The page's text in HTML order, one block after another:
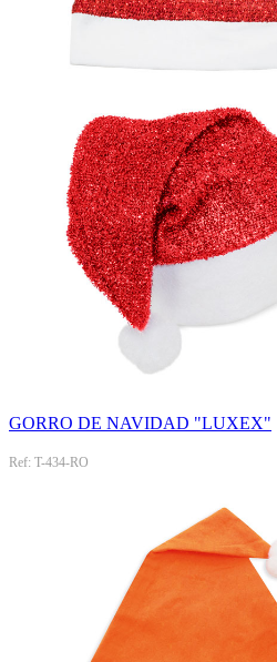
GORRO DE NAVIDAD "LUXEX"
Ref: T-434-RO